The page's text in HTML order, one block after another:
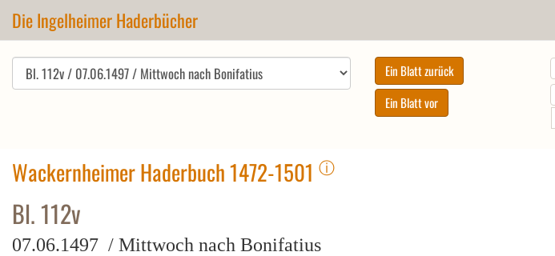
Die Ingelheimer Haderbücher
Wackernheimer Haderbuch 1472-1501 ⓘ
Bl. 112v
07.06.1497 / Mittwoch nach Bonifatius